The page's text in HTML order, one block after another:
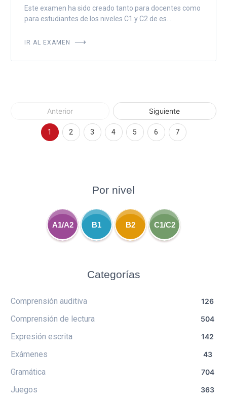
Este examen ha sido creado tanto para docentes como
para estudiantes de los niveles C1 y C2 de es...
IR AL EXAMEN
Anterior Siguiente
1 2 3 4 5 6 7
Por nivel
A1/A2 B1 B2 C1/C2
Categorías
Comprensión auditiva 126
Comprensión de lectura 504
Expresión escrita 142
Exámenes 43
Gramática 704
Juegos 363